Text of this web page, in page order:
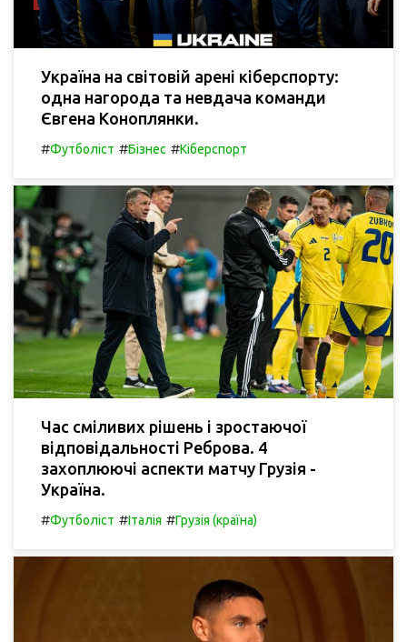
Україна на світовій арені кіберспорту:
одна нагорода та невдача команди
Євгена Коноплянки.
#Футболіст #Бізнес #Кіберспорт
Час сміливих рішень і зростаючої
відповідальності Реброва. 4
захоплюючі аспекти матчу Грузія -
Україна.
#Футболіст #Італія #Грузія (країна)